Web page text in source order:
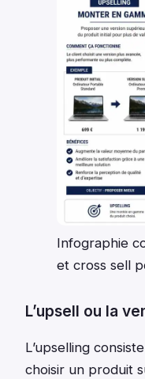
Infographie
et cross sell
L’upsell ou la
L’upselling
choisir un produit